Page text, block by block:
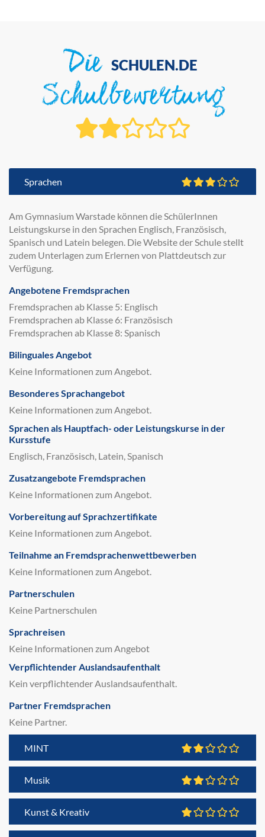
Die SCHULEN.DE
Schulbewertung
Sprachen
Am Gymnasium Warstade können die SchülerInnen
Leistungskurse in den Sprachen Englisch, Französisch,
Spanisch und Latein belegen. Die Website der Schule stellt
zudem Unterlagen zum Erlernen von Plattdeutsch zur
Verfügung.
Angebotene Fremdsprachen
Fremdsprachen ab Klasse 5: Englisch
Fremdsprachen ab Klasse 6: Französisch
Fremdsprachen ab Klasse 8: Spanisch
Bilinguales Angebot
Keine Informationen zum Angebot.
Besonderes Sprachangebot
Keine Informationen zum Angebot.
Sprachen als Hauptfach- oder Leistungskurse in der
Kursstufe
Englisch, Französisch, Latein, Spanisch
Zusatzangebote Fremdsprachen
Keine Informationen zum Angebot.
Vorbereitung auf Sprachzertifikate
Keine Informationen zum Angebot.
Teilnahme an Fremdsprachenwettbewerben
Keine Informationen zum Angebot.
Partnerschulen
Keine Partnerschulen
Sprachreisen
Keine Informationen zum Angebot
Verpflichtender Auslandsaufenthalt
Kein verpflichtender Auslandsaufenthalt.
Partner Fremdsprachen
Keine Partner.
MINT
Musik
Kunst & Kreativ